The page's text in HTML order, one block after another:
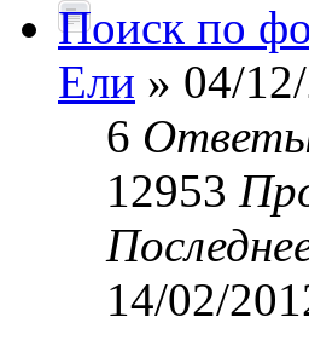
Поиск по
Ели » 04/
6
12953
14/02/